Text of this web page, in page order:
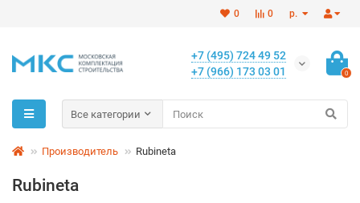
р.
0
0
+7 (495) 724 49 52
+7 (966) 173 03 01
0
Все категории
Производитель Rubineta
Rubineta